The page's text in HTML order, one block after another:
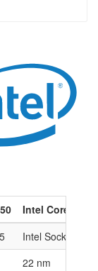
Intel Core i7-
Intel Socket
22 nm